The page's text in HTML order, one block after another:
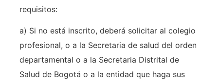
requisitos:
a) Si no está inscrito, deberá solicitar al colegio
profesional, o a la Secretaria de salud del orden
departamental o a la Secretaria Distrital de
Salud de Bogotá o a la entidad que haga sus